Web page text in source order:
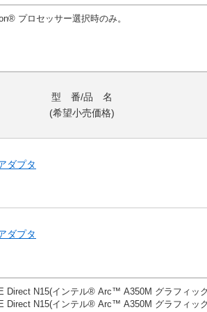
プロセッサー選択時のみ。
型 番/品 名
(希望小売価格)
ダプタ
ダプタ
Direct N15(インテル® Arc™ A350M グラフィッ
Direct N15(インテル® Arc™ A350M グラフィッ